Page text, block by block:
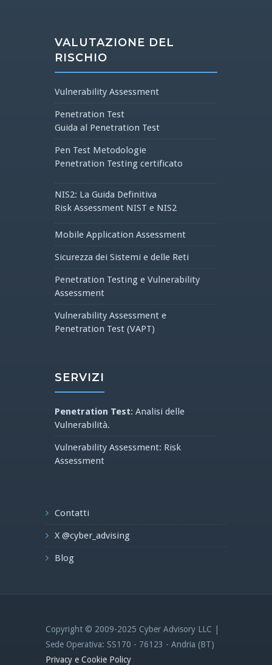
VALUTAZIONE DEL
RISCHIO
Vulnerability Assessment
Penetration Test
Guida al Penetration Test
Pen Test Metodologie
Penetration Testing certificato
NIS2: La Guida Definitiva
Risk Assessment NIST e NIS2
Mobile Application Assessment
Sicurezza dei Sistemi e delle Reti
Penetration Testing e Vulnerability
Assessment
Vulnerability Assessment e
Penetration Test (VAPT)
SERVIZI
Penetration Test: Analisi delle
Vulnerabilità.
Vulnerability Assessment: Risk
Assessment
Contatti
X @cyber_advising
Blog
Copyright © 2009-2025 Cyber Advisory LLC |
Sede Operativa: SS170 - 76123 - Andria (BT)
Privacy e Cookie Policy